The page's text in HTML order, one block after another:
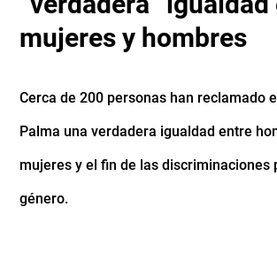
mujeres y hombres
Cerca de 200 personas han reclamado
Palma una verdadera igualdad entre
mujeres y el fin de las discriminaciones
género.